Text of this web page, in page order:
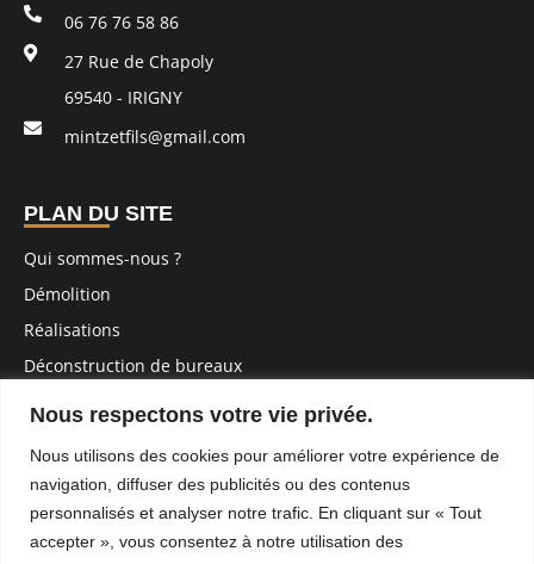
Nous respectons votre vie privée.
Nous utilisons des cookies pour améliorer votre expérience de
navigation, diffuser des publicités ou des contenus
personnalisés et analyser notre trafic. En cliquant sur « Tout
accepter », vous consentez à notre utilisation des
PLAN DU SITE
Qui sommes-nous ?
Démolition
Réalisations
Déconstruction de bureaux
Devis
Location
Mentions légales
06 76 76 58 86
27 Rue de Chapoly
69540 - IRIGNY
mintzetfils@gmail.com